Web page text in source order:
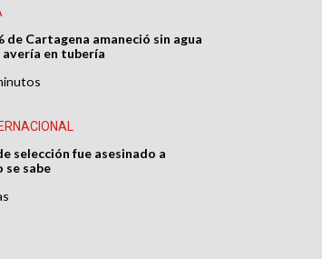
de Cartagena amaneció sin agua
en tubería
selección fue asesinado a
se sabe